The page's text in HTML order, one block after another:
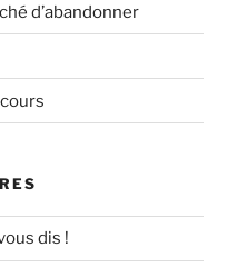
d’abandonner
dis !